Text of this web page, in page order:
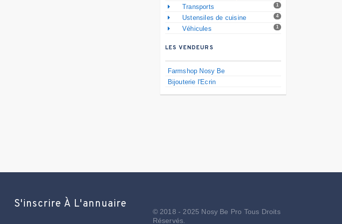
1
Transports
4
Ustensiles de cuisine
1
Véhicules
LES VENDEURS
Farmshop Nosy Be
Bijouterie l'Ecrin
S'inscrire À L'annuaire
© 2018 - 2025 Nosy Be Pro Tous Droits
Réservés.